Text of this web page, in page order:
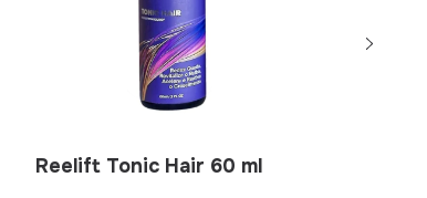
Reelift Tonic Hair 60 ml